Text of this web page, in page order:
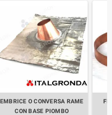
EMBRICE O CONVERSA RAME
CON BASE PIOMBO